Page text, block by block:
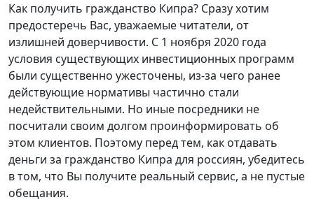
Как получить гражданство Кипра? Сразу хотим
предостеречь Вас, уважаемые читатели, от
излишней доверчивости. С 1 ноября 2020 года
условия существующих инвестиционных программ
были существенно ужесточены, из-за чего ранее
действующие нормативы частично стали
недействительными. Но иные посредники не
посчитали своим долгом проинформировать об
этом клиентов. Поэтому перед тем, как отдавать
деньги за гражданство Кипра для россиян, убедитесь
в том, что Вы получите реальный сервис, а не пустые
обещания.